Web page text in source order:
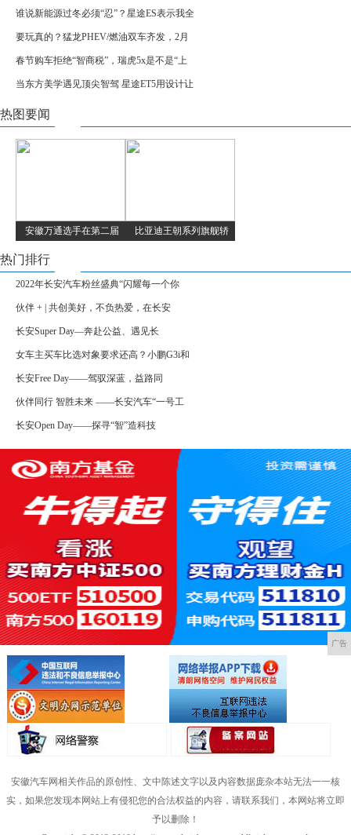
谁说新能源过冬必须“忍”？星途ES表示我全
要玩真的？猛龙PHEV/燃油双车齐发，2月
春节购车拒绝“智商税”，瑞虎5x是不是“上
当东方美学遇见顶尖智驾 星途ET5用设计让
热图要闻
安徽万通选手在第二届 比亚迪王朝系列旗舰轿
热门排行
2022年长安汽车粉丝盛典“闪耀每一个你
伙伴 + | 共创美好，不负热爱，在长安
长安Super Day—奔赴公益、遇见长
女车主买车比选对象要求还高？小鹏G3i和
长安Free Day——驾驭深蓝，益路同
伙伴同行 智胜未来 ——长安汽车“一号工
长安Open Day——探寻“智”造科技
广告
安徽汽车网相关作品的原创性、文中陈述文字以及内容数据庞杂本站无法一一核
实，如果您发现本网站上有侵犯您的合法权益的内容，请联系我们，本网站将立即
予以删除！